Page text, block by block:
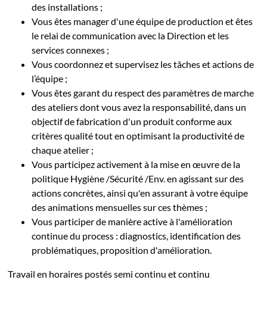
des installations ;
Vous êtes manager d'une équipe de production et êtes
le relai de communication avec la Direction et les
services connexes ;
Vous coordonnez et supervisez les tâches et actions de
l’équipe ;
Vous êtes garant du respect des paramètres de marche
des ateliers dont vous avez la responsabilité, dans un
objectif de fabrication d'un produit conforme aux
critères qualité tout en optimisant la productivité de
chaque atelier ;
Vous participez activement à la mise en œuvre de la
politique Hygiène /Sécurité /Env. en agissant sur des
actions concrètes, ainsi qu'en assurant à votre équipe
des animations mensuelles sur ces thèmes ;
Vous participer de manière active à l'amélioration
continue du process : diagnostics, identification des
problématiques, proposition d'amélioration.
Travail en horaires postés semi continu et continu